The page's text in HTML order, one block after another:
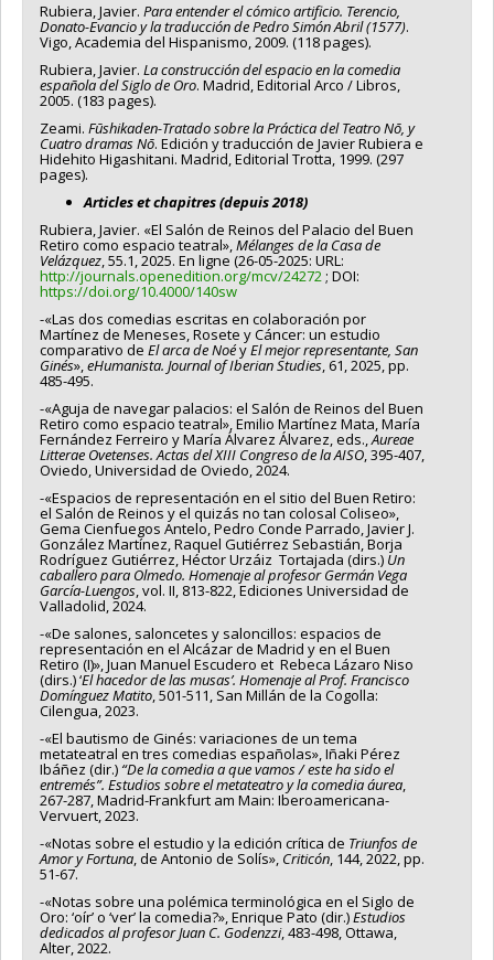
Rubiera, Javier. Para entender el cómico artificio. Terencio,
Donato-Evancio y la traducción de Pedro Simón Abril (1577).
Vigo, Academia del Hispanismo, 2009. (118 pages).
Rubiera, Javier. La construcción del espacio en la comedia
española del Siglo de Oro. Madrid, Editorial Arco / Libros,
2005. (183 pages).
Zeami. Fūshikaden-Tratado sobre la Práctica del Teatro Nō, y
Cuatro dramas Nō. Edición y traducción de Javier Rubiera e
Hidehito Higashitani. Madrid, Editorial Trotta, 1999. (297
pages).
Articles et chapitres (depuis 2018)
Rubiera, Javier. «El Salón de Reinos del Palacio del Buen
Retiro como espacio teatral»,Mélanges de la Casa de
Velázquez, 55.1, 2025. En ligne (26-05-2025: URL:
http://journals.openedition.org/mcv/24272; DOI:
https://doi.org/10.4000/140sw
-«Las dos comedias escritas en colaboración por
Martínez de Meneses, Rosete y Cáncer: un estudio
comparativo de El arca de NoéyEl mejor representante, San
Ginés»,eHumanista. Journal of Iberian Studies, 61, 2025, pp.
485-495.
-«Aguja de navegar palacios: el Salón de Reinos del Buen
Retiro como espacio teatral», Emilio Martínez Mata, María
Fernández Ferreiro y María Álvarez Álvarez, eds.,Aureae
Litterae Ovetenses. Actas del XIII Congreso de la AISO, 395-407,
Oviedo, Universidad de Oviedo, 2024.
-«Espacios de representación en el sitio del Buen Retiro:
el Salón de Reinos y el quizás no tan colosal Coliseo»,
Gema Cienfuegos Antelo, Pedro Conde Parrado, Javier J.
González Martínez, Raquel Gutiérrez Sebastián, Borja
Rodríguez Gutiérrez, Héctor Urzáiz Tortajada (dirs.) Un
caballero para Olmedo. Homenaje al profesor Germán Vega
García-Luengos, vol. II, 813-822, Ediciones Universidad de
Valladolid, 2024.
-«De salones, saloncetes y saloncillos: espacios de
representación en el Alcázar de Madrid y en el Buen
Retiro (I)», Juan Manuel Escudero et Rebeca Lázaro Niso
(dirs.) ‘El hacedor de las musas’. Homenaje al Prof. Francisco
Domínguez Matito, 501-511, San Millán de la Cogolla:
Cilengua, 2023.
-«El bautismo de Ginés: variaciones de un tema
metateatral en tres comedias españolas», Iñaki Pérez
Ibáñez (dir.) “De la comedia a que vamos / este ha sido el
entremés”. Estudios sobre el metateatro y la comedia áurea,
267-287, Madrid-Frankfurt am Main: Iberoamericana-
Vervuert, 2023.
-«Notas sobre el estudio y la edición crítica de Triunfos de
Amor y Fortuna, de Antonio de Solís», Criticón, 144, 2022, pp.
51-67.
-«Notas sobre una polémica terminológica en el Siglo de
Oro: ‘oír’ o ‘ver’ la comedia?», Enrique Pato (dir.)Estudios
dedicados al profesor Juan C. Godenzzi, 483-498, Ottawa,
Alter, 2022.